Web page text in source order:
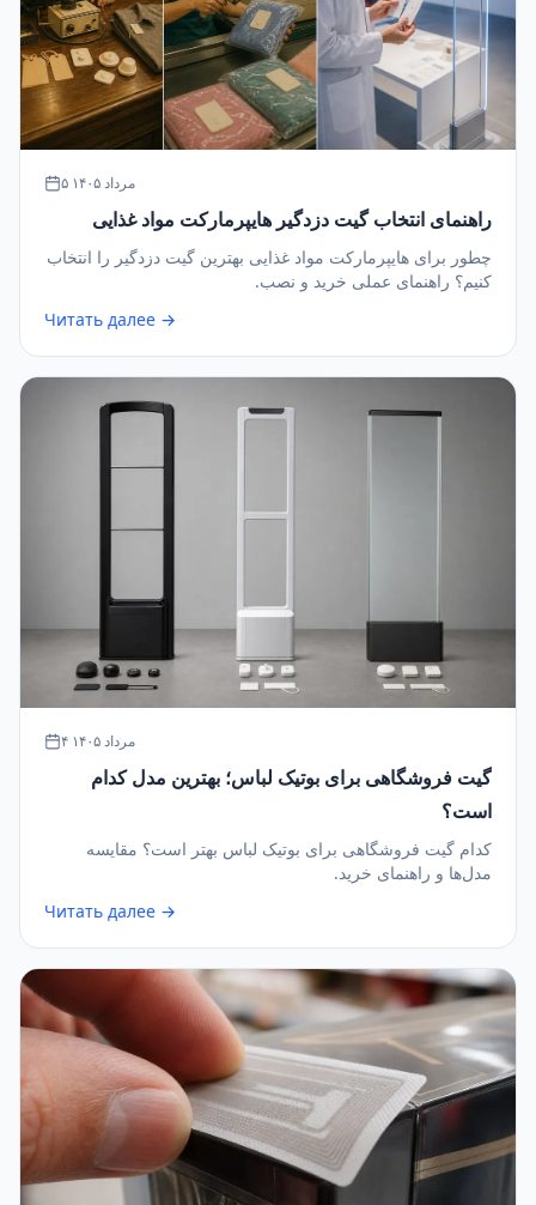
۵ مرداد ۱۴۰۵
راهنمای انتخاب گیت دزدگیر هایپرمارکت مواد غذایی
چطور برای هایپرمارکت مواد غذایی بهترین گیت دزدگیر را انتخاب
کنیم؟ راهنمای عملی خرید و نصب.
Читать далее →
۴ مرداد ۱۴۰۵
گیت فروشگاهی برای بوتیک لباس؛ بهترین مدل کدام
است؟
کدام گیت فروشگاهی برای بوتیک لباس بهتر است؟ مقایسه
مدل‌ها و راهنمای خرید.
Читать далее →